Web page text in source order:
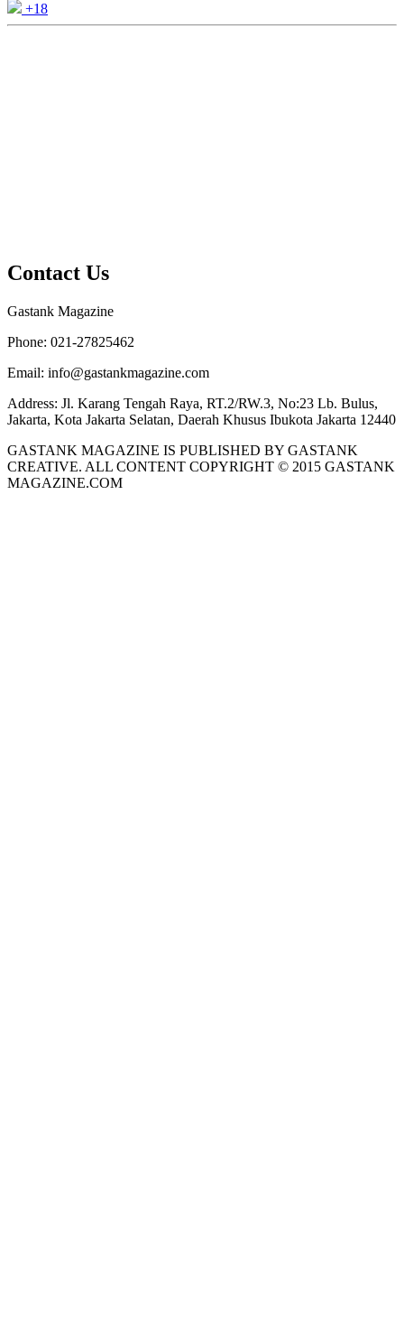
+18
Contact Us
Gastank Magazine
Phone: 021-27825462
Email: info@gastankmagazine.com
Address: Jl. Karang Tengah Raya, RT.2/RW.3, No:23 Lb. Bulus,
Jakarta, Kota Jakarta Selatan, Daerah Khusus Ibukota Jakarta 12440
GASTANK MAGAZINE IS PUBLISHED BY GASTANK
CREATIVE. ALL CONTENT COPYRIGHT © 2015 GASTANK
MAGAZINE.COM